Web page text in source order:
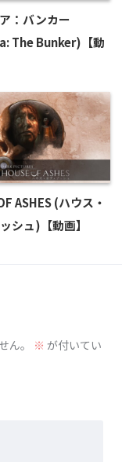
：バンカー
The Bunker)【動
ASHES (ハウス・
シュ)【動画】
ん。 ※ が付いてい